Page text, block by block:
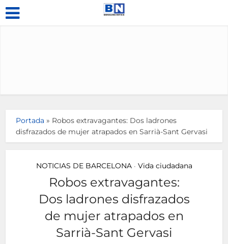
Portada » Robos extravagantes: Dos ladrones
disfrazados de mujer atrapados en Sarrià-Sant Gervasi
NOTICIAS DE BARCELONA • Vida ciudadana
Robos extravagantes:
Dos ladrones disfrazados
de mujer atrapados en
Sarrià-Sant Gervasi